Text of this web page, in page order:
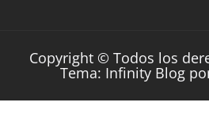
Copyright © Todos los
Tema: Infinity Blog